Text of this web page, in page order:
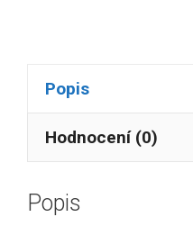
Popis
Hodnocení (0)
Popis